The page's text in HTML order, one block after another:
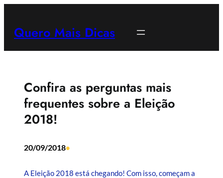
conteúdo
Quero Mais Dicas
Confira as perguntas mais
frequentes sobre a Eleição
2018!
20/09/2018•
A Eleição 2018 está chegando! Com isso, começam a